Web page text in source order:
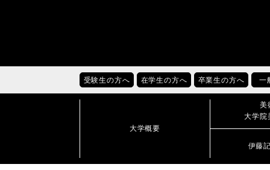
受験生の方へ 在学生の方へ 卒業生の方へ 一
大学概要
美
大学院
伊藤